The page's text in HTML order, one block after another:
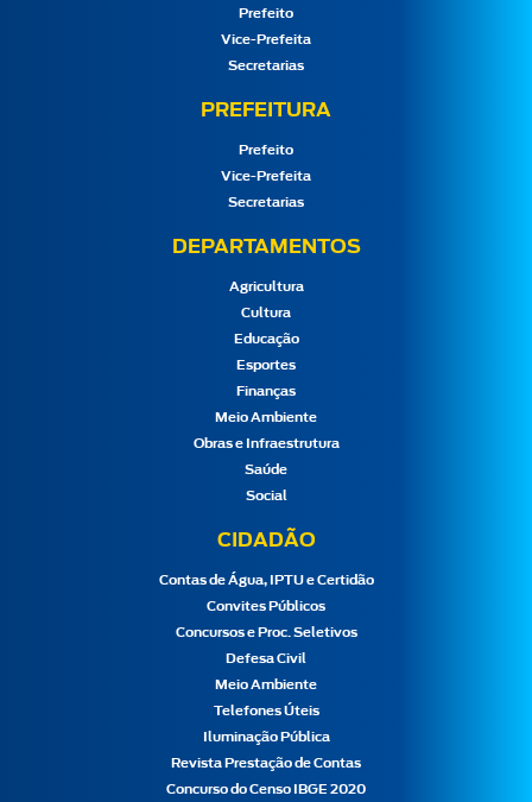
Prefeito
Vice-Prefeita
Secretarias
PREFEITURA
Prefeito
Vice-Prefeita
Secretarias
DEPARTAMENTOS
Agricultura
Cultura
Educação
Esportes
Finanças
Meio Ambiente
Obras e Infraestrutura
Saúde
Social
CIDADÃO
Contas de Água, IPTU e Certidão
Convites Públicos
Concursos e Proc. Seletivos
Defesa Civil
Meio Ambiente
Telefones Úteis
Iluminação Pública
Revista Prestação de Contas
Concurso do Censo IBGE 2020